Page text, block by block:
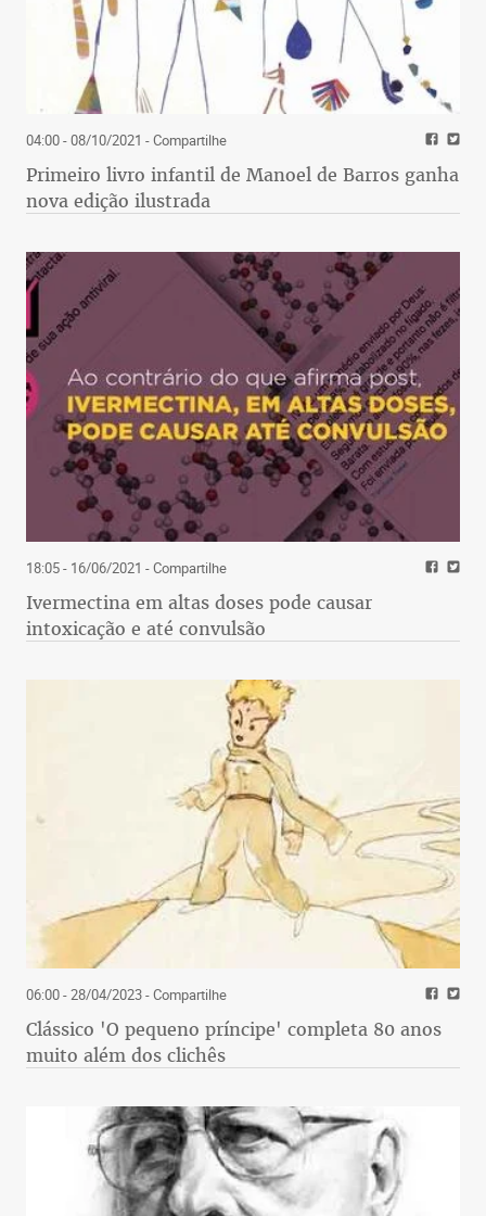
04:00 - 08/10/2021 - Compartilhe
Primeiro livro infantil de Manoel de Barros ganha
nova edição ilustrada
18:05 - 16/06/2021 - Compartilhe
Ivermectina em altas doses pode causar
intoxicação e até convulsão
06:00 - 28/04/2023- Compartilhe
Clássico 'O pequeno príncipe' completa 80 anos
muito além dos clichês